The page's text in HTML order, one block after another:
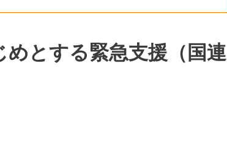
めとする緊急支援（国連